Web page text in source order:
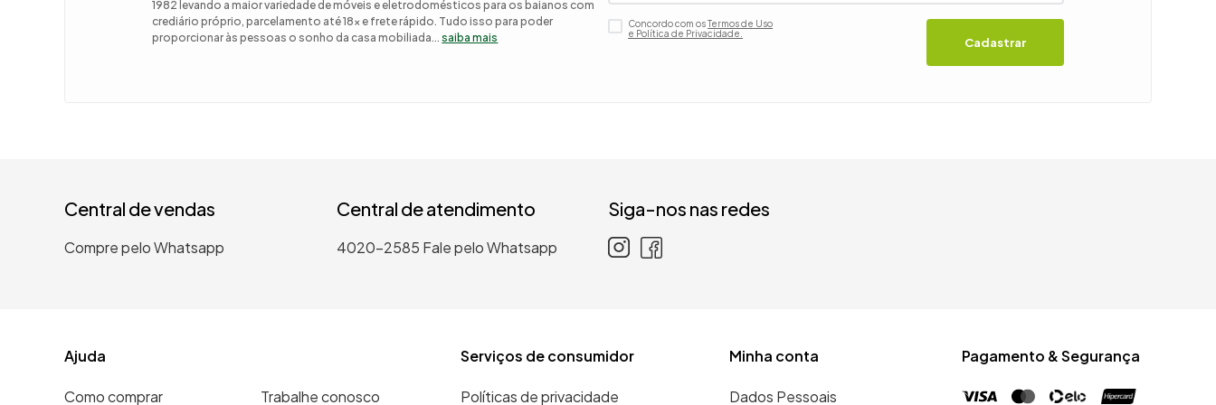
1982 levando a maior variedade de móveis e eletrodomésticos para os baianos com
crediário próprio, parcelamento até 18x e frete rápido. Tudo isso para poder
proporcionar às pessoas o sonho da casa mobiliada...saiba mais
Concordo com osTermos de Uso
e Política de Privacidade.
Cadastrar
Central de vendas
Compre pelo Whatsapp
Central de atendimento
4020-2585 Fale pelo Whatsapp
Siga-nos nas redes
Ajuda
Como comprar Trabalhe conosco
Serviços de consumidor
Políticas de privacidade
Minha conta
Dados Pessoais
Pagamento & Segurança
9º
guarda roupa casal